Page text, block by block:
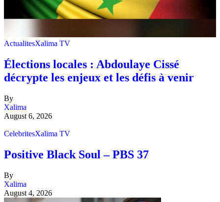
ActualitesXalima TV
Élections locales : Abdoulaye Cissé
décrypte les enjeux et les défis à venir
By
Xalima
August 6, 2026
CelebritesXalima TV
Positive Black Soul – PBS 37
By
Xalima
August 4, 2026